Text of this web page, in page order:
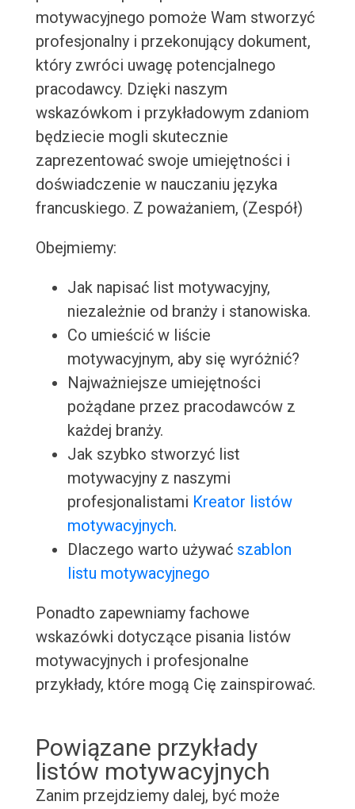
motywacyjnego pomoże Wam stworzyć
profesjonalny i przekonujący dokument,
który zwróci uwagę potencjalnego
pracodawcy. Dzięki naszym
wskazówkom i przykładowym zdaniom
będziecie mogli skutecznie
zaprezentować swoje umiejętności i
doświadczenie w nauczaniu języka
francuskiego. Z poważaniem, (Zespół)
Obejmiemy:
Jak napisać list motywacyjny,
niezależnie od branży i stanowiska.
Co umieścić w liście
motywacyjnym, aby się wyróżnić?
Najważniejsze umiejętności
pożądane przez pracodawców z
każdej branży.
Jak szybko stworzyć list
motywacyjny z naszymi
profesjonalistami Kreator listów
motywacyjnych.
Dlaczego warto używać szablon
listu motywacyjnego
Ponadto zapewniamy fachowe
wskazówki dotyczące pisania listów
motywacyjnych i profesjonalne
przykłady, które mogą Cię zainspirować.
Powiązane przykłady
listów motywacyjnych
Zanim przejdziemy dalej, być może